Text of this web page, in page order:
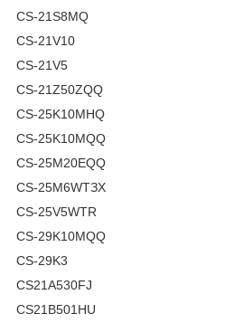
CS-21S8MQ
CS-21V10
CS-21V5
CS-21Z50ZQQ
CS-25K10MHQ
CS-25K10MQQ
CS-25M20EQQ
CS-25M6WTЗX
CS-25V5WTR
CS-29K10MQQ
CS-29K3
CS21A530FJ
CS21B501HU